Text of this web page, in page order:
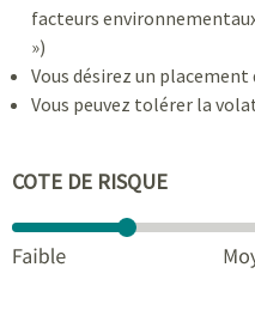
facteurs
»)
Vous désirez un
Vous peuvez tolérer la
COTE DE RISQUE